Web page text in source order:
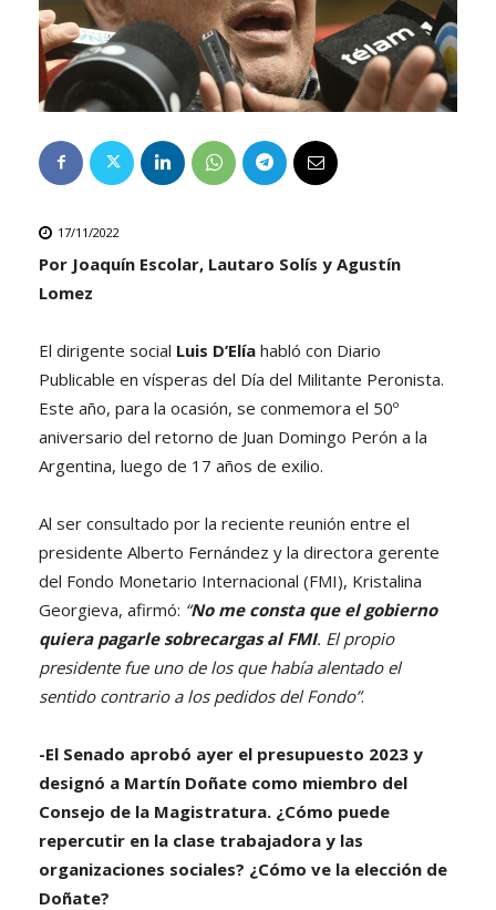
17/11/2022
Por Joaquín Escolar, Lautaro Solís y Agustín
Lomez
El dirigente social Luis D’Elía habló con Diario
Publicable en vísperas del Día del Militante Peronista.
Este año, para la ocasión, se conmemora el 50º
aniversario del retorno de Juan Domingo Perón a la
Argentina, luego de 17 años de exilio.
Al ser consultado por la reciente reunión entre el
presidente Alberto Fernández y la directora gerente
del Fondo Monetario Internacional (FMI), Kristalina
Georgieva, afirmó: “No me consta que el gobierno
quiera pagarle sobrecargas al FMI. El propio
presidente fue uno de los que había alentado el
sentido contrario a los pedidos del Fondo”.
-El Senado aprobó ayer el presupuesto 2023 y
designó a Martín Doñate como miembro del
Consejo de la Magistratura. ¿Cómo puede
repercutir en la clase trabajadora y las
organizaciones sociales? ¿Cómo ve la elección de
Doñate?